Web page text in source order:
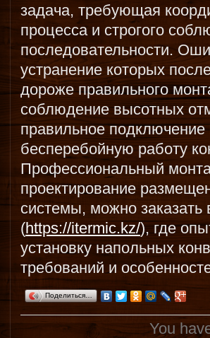
задача, требующая
процесса и строгого
последовательности.
устранение которых
дороже правильного
соблюдение высотных
правильное
бесперебойную работу
Профессиональный
проектирование
системы, можно заказать
(https://itermic.kz/), где
установку напольных
требований и
Поделиться…
You